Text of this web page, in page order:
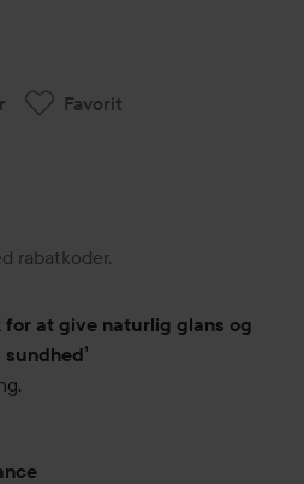
Favorit
rabatkoder.
at give naturlig glans og